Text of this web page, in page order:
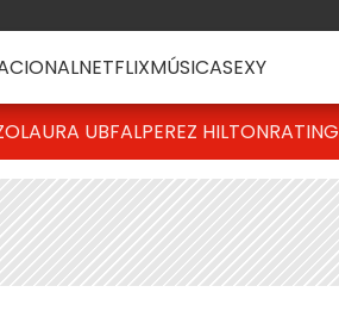
NETFLIXMÚSICASEXY
LAURA UBFALPEREZ HILTONRATING